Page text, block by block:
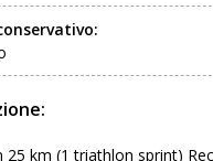
25 km (1 triathlon sprint)